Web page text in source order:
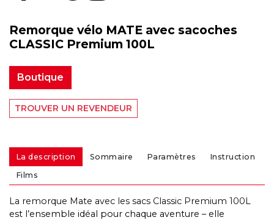
Remorque vélo MATE avec sacoches
CLASSIC Premium 100L
Boutique
TROUVER UN REVENDEUR
La description Sommaire Paramètres Instruction
Films
La remorque Mate avec les sacs Classic Premium 100L
est l’ensemble idéal pour chaque aventure – elle